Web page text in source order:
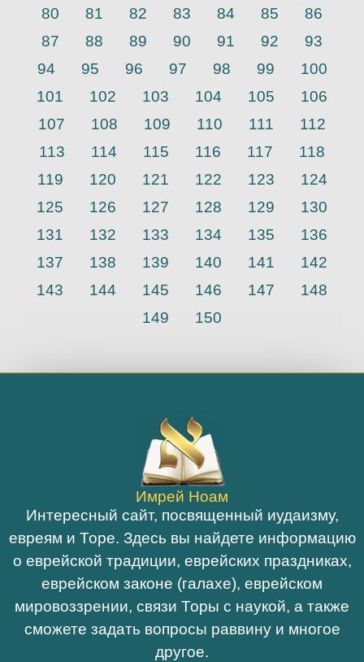
80
81 82 83 84 85
86
87
88 89 90 91 92
93
94
95 96 97 98 99
100
101
102 103 104 105
106
107
108 109 110 111
112
113
114 115 116 117
118
119
120 121 122 123
124
125
126 127 128 129
130
131
132 133 134 135
136
137
138 139 140 141
142
143
144 145 146 147
148
149
150
Имрей Ноам
Интересный сайт, посвященный иудаизму,
евреям и Торе. Здесь вы найдете информацию
о еврейской традиции, еврейских праздниках,
еврейском законе (галахе), еврейском
мировоззрении, связи Торы с наукой, а также
сможете задать вопросы раввину и многое
другое.